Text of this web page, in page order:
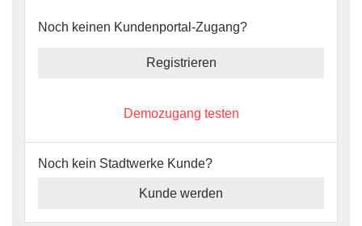
Noch keinen Kundenportal-Zugang?
Registrieren
Demozugang testen
Noch kein Stadtwerke Kunde?
Kunde werden